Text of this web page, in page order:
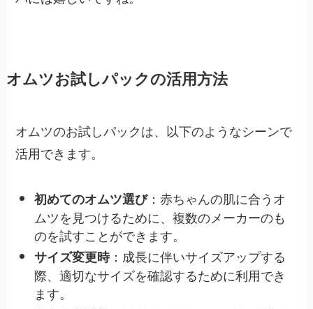
オムツお試しパックの活用方法
オムツのお試しパックは、以下のようなシーンで
活用できます。
初めてのオムツ選び：赤ちゃんの肌に合うオ
ムツを見つけるために、複数のメーカーのも
のを試すことができます。
サイズ変更時：成長に伴いサイズアップする
際、適切なサイズを確認するために利用でき
ます。